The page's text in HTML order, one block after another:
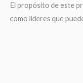
El propósito de este
como líderes que